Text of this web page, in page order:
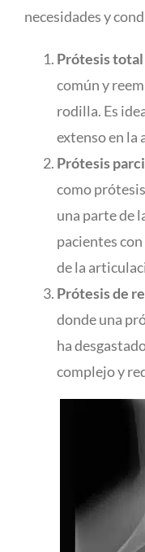
necesidades y
Prótesis
común y
rodilla. Es
extenso en la
Prótesis
como
una parte de
pacientes
de la
Prótesis de
donde una
ha
complejo y